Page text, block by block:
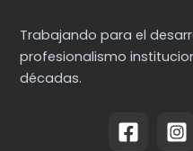
Trabajando para el
profesionalismo
décadas.